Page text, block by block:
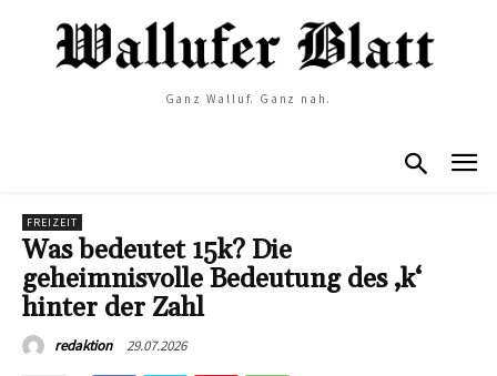
Ganz Walluf. Ganz nah.
FREIZEIT
Was bedeutet 15k? Die
geheimnisvolle Bedeutung des ‚k‘
hinter der Zahl
redaktion 29.07.2026